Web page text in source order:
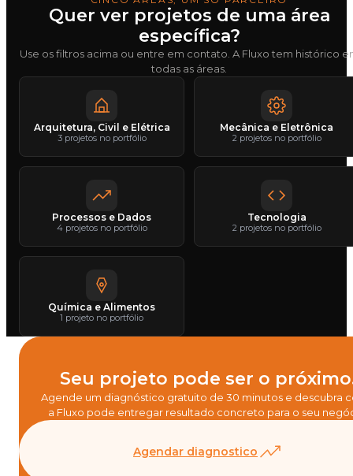
Quer ver projetos de uma área
específica?
Use os filtros acima ou entre em contato. A Fluxo tem histórico
todas as áreas.
Arquitetura, Civil e Elétrica
3 projetos no portfólio
Mecânica e Eletrônica
2 projetos no portfólio
Processos e Dados
4 projetos no portfólio
Tecnologia
2 projetos no portfólio
Química e Alimentos
1 projeto no portfólio
Seu projeto pode ser o
Agende um diagnóstico gratuito de 30 minutos e descubra
a Fluxo pode entregar resultado concreto para o seu
Agendar diagnostico